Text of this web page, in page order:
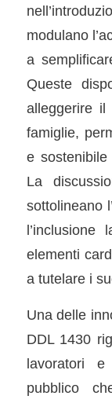
modulano
a
Queste
alleggerire
famiglie,
e
La
sottolineano
elementi
a tutelare i
Una delle
DDL 1430
lavoratori
pubblico